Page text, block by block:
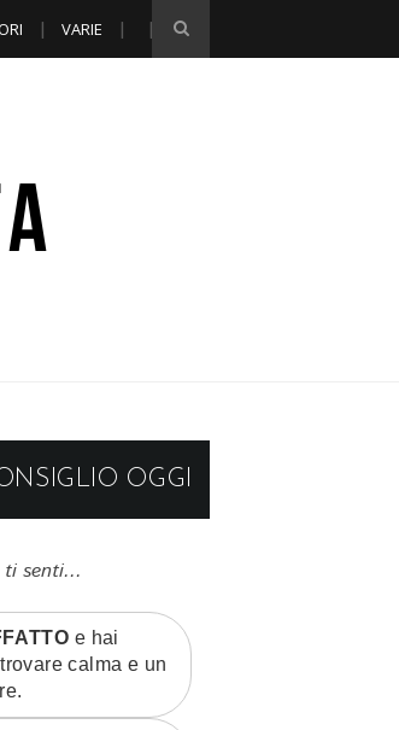
VARIE
OGGI
ti senti...
e hai
calma e un